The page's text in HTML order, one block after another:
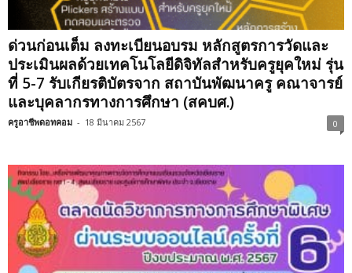
ด่วนก่อนเต็ม ลงทะเบียนอบรม หลักสูตรการวัดและ
ประเมินผลด้วยเทคโนโลยีดิจิทัลสำหรับครูยุคใหม่ รุ่น
ที่ 5-7 รับเกียรติบัตรจาก สถาบันพัฒนาครู คณาจารย์
และบุคลากรทางการศึกษา (สคบศ.)
ครูอาชีพดอทคอม - 18 มีนาคม 2567 0